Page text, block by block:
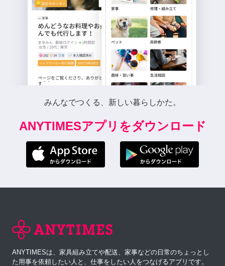
みんなでつくる、新しい暮らしかた。
ANYTIMESアプリをダウンロード
ANYTIMESは、家具組み立てや配送、家事などの日常のちょっとし
た用事を依頼したい人と、仕事をしたい人をつなげるアプリです。